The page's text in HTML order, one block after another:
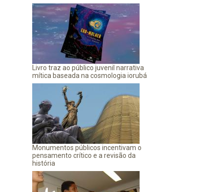
Livro traz ao público juvenil narrativa
mítica baseada na cosmologia iorubá
Monumentos públicos incentivam o
pensamento crítico e a revisão da
história